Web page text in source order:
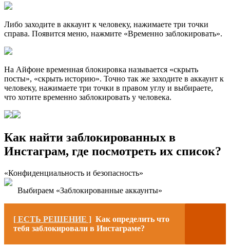
Либо заходите в аккаунт к человеку, нажимаете три точки
справа. Появится меню, нажмите «Временно заблокировать».
На Айфоне временная блокировка называется «скрыть
посты», «скрыть историю». Точно так же заходите в аккаунт к
человеку, нажимаете три точки в правом углу и выбираете,
что хотите временно заблокировать у человека.
Как найти заблокированных в
Инстаграм, где посмотреть их список?
«Конфиденциальность и безопасность»
Выбираем «Заблокированные аккаунты»
[ ЕСТЬ РЕШЕНИЕ ] Как определить что
тебя заблокировали в Инстаграме?